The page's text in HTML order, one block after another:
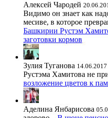
Алексей Чародей
Видимо он знает как
месиве, в которое
Башкирии Рустэм
заготовки кормов
Зулия Туганова 14.06.2017
Рустэма Хамитова не
возложение цветов к
Аделина Янбарисова